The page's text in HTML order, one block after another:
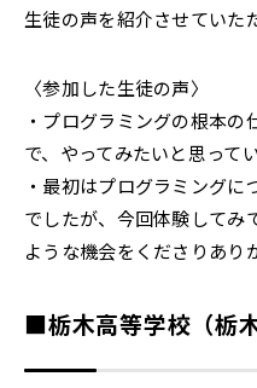
生徒の声を紹介させていた
〈参加した生徒の声〉
・プログラミングの根本
で、やってみたいと思って
・最初はプログラミング
でしたが、今回体験してみ
ような機会をくださりあり
■栃木高等学校（栃木